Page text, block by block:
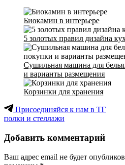
Биокамин в интерьере
5 золотых правил дизайна
Сушильная машина для
и варианты размещения
Корзинки для хранения
Присоединяйся к нам в ТГ
полки и стеллажи
Добавить комментарий
Ваш адрес email не будет